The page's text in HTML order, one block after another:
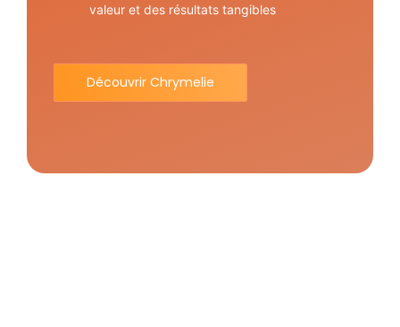
valeur et des résultats tangibles
Découvrir Chrymelie